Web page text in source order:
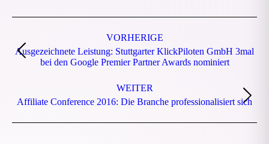
VORHERIGE
Vorheriger
Beitrag:
Ausgezeichnete Leistung: Stuttgarter KlickPiloten GmbH 3mal
bei den Google Premier Partner Awards nominiert
WEITER
Nächster
Affiliate Conference 2016: Die Branche professionalisiert sich